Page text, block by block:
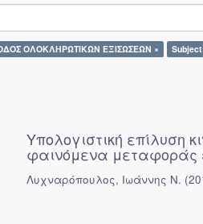
ΟΛΟΚΛΗΡΩΤΙΚΩΝ ΕΞΙΣΩΣΕΩΝ ×
Υπολογιστική επίλυση
φαινόμενα μεταφοράς
Λυχναρόπουλος, Ιωάννης Ν. (